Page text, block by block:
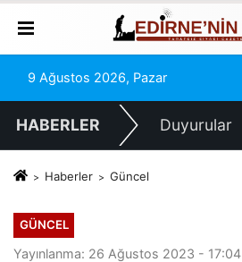
9 Ağustos 2026, Pazar
HABERLER Duyurular
Haberler Güncel
GÜNCEL
Yayınlanma: 26 Ağustos 2023 - 17:04